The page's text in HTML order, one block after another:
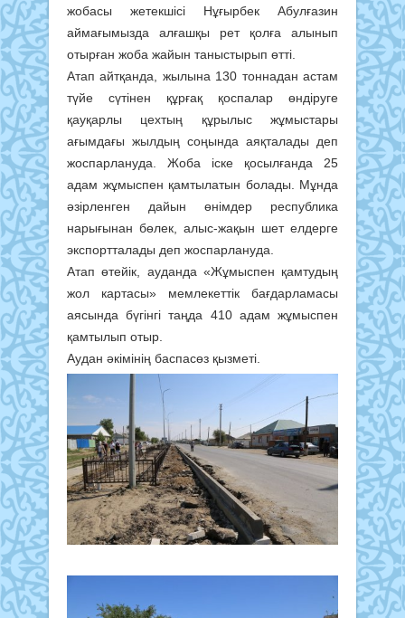
жобасы жетекшісі Нұғырбек Абулғазин
аймағымызда алғашқы рет қолға алынып
отырған жоба жайын таныстырып өтті.
Атап айтқанда, жылына 130 тоннадан астам
түйе сүтінен құрғақ қоспалар өндіруге
қауқарлы цехтың құрылыс жұмыстары
ағымдағы жылдың соңында аяқталады деп
жоспарлануда. Жоба іске қосылғанда 25
адам жұмыспен қамтылатын болады. Мұнда
әзірленген дайын өнімдер республика
нарығынан бөлек, алыс-жақын шет елдерге
экспортталады деп жоспарлануда.
Атап өтейік, ауданда «Жұмыспен қамтудың
жол картасы» мемлекеттік бағдарламасы
аясында бүгінгі таңда 410 адам жұмыспен
қамтылып отыр.
Аудан әкімінің баспасөз қызметі.